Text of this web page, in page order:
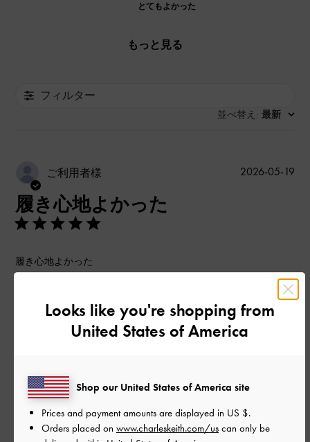
とてもよかった
もっと見る
フィルター
並べ替え : 最新
ご利用者様
履き心地よかった
履き心地よかった
デザイン
とてもよかった
もっと見る
公
2026-05-19
Looks like you're shopping from
United States of America
Shop our United States of America site
Prices and payment amounts are displayed in US $.
Orders placed on www.charleskeith.com/us can only be